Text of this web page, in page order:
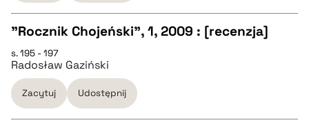
pobierz cytat
CZYSTY TEKST
pobierz cytat
"Rocznik Chojeński", 1, 2009 : [recenzja]
s. 195 - 197
Radosław Gaziński
Zacytuj Udostępnij